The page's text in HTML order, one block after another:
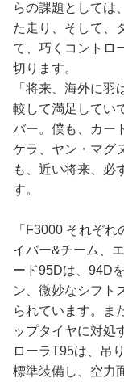
らの課題としては
た走り、そして、
て、巧くコントロ
切ります。
「将来、海外に
較して満足してい
バー。僕も、カー
ケラ、ヤン・マグ
も、近い将来、必
す。
「F3000 それぞ
イバー&チーム、
ード95Dは、94D
ン、微妙なシフト
られています。ま
ップタイヤに対処
ローラT95は、吊
標準装備し、空力